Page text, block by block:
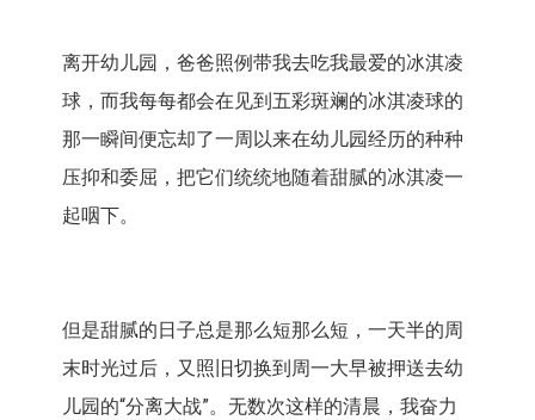
离开幼儿园，爸爸照例带我去吃我最爱的冰淇凌
球，而我每每都会在见到五彩斑斓的冰淇凌球的
那一瞬间便忘却了一周以来在幼儿园经历的种种
压抑和委屈，把它们统统地随着甜腻的冰淇凌一
起咽下。
但是甜腻的日子总是那么短那么短，一天半的周
末时光过后，又照旧切换到周一大早被押送去幼
儿园的“分离大战”。无数次这样的清晨，我奋力